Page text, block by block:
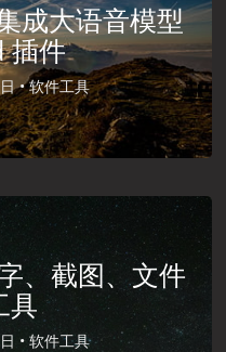
成大语音模型
插件
•软件工具
、截图、文件
具
• 软件工具